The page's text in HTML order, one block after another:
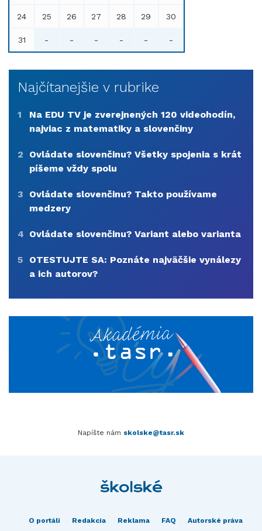
24 25 26 27 28 29 30
31 - - - - - -
Najčítanejšie v rubrike
1
Na EDU TV je zverejnených 120 videohodín,
najviac z matematiky a slovenčiny
2
Ovládate slovenčinu? Všetky spojenia s krát
píšeme vždy spolu
3
Ovládate slovenčinu? Takto používame
medzery
4 Ovládate slovenčinu? Variant alebo varianta
5
OTESTUJTE SA: Poznáte najväčšie vynálezy
a ich autorov?
Napíšte nám skolske@tasr.sk
O portáli Redakcia Reklama FAQ
Autorské práva